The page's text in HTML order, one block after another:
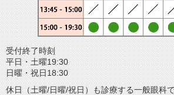
受付終了時刻
平日・土曜19:30
日曜・祝日18:30
休日（土曜/日曜/祝日）も診療する一般眼科